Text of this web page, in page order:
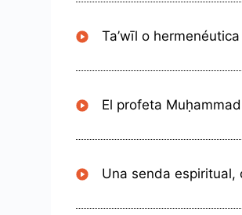
Ta’wīl o
El profeta
Una senda espiritual,